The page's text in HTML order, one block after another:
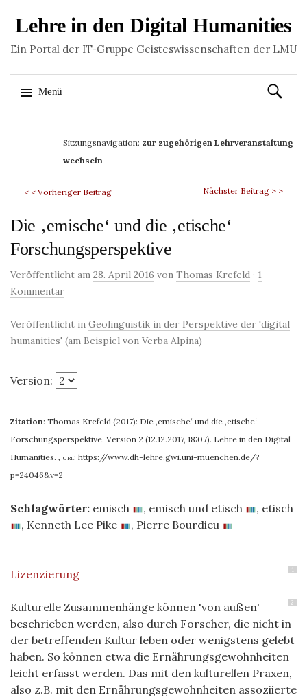
Lehre in den Digital Humanities
Ein Portal der IT-Gruppe Geisteswissenschaften der LMU
Menü
Suchen
nach:
Sitzungsnavigation: zur zugehörigen Lehrveranstaltung
wechseln
< < Vorheriger Beitrag Nächster Beitrag > >
Die ‚emische‘ und die ‚etische‘
Forschungsperspektive
Veröffentlicht am 28. April 2016 von Thomas Krefeld · 1
Kommentar
Veröffentlicht in Geolinguistik in der Perspektive der 'digital
humanities' (am Beispiel von Verba Alpina)
Version:
Zitation: Thomas Krefeld (2017): Die ‚emische‘ und die ‚etische‘
Forschungsperspektive. Version 2 (12.12.2017, 18:07). Lehre in den Digital
Humanities. , url: https://www.dh-lehre.gwi.uni-muenchen.de/?
p=24046&v=2
Schlagwörter: emisch , emisch und etisch , etisch
, Kenneth Lee Pike , Pierre Bourdieu
1
Lizenzierung
2
Kulturelle Zusammenhänge können 'von außen'
beschrieben werden, also durch Forscher, die nicht in
der betreffenden Kultur leben oder wenigstens gelebt
haben. So können etwa die Ernährungsgewohnheiten
leicht erfasst werden. Das mit den kulturellen Praxen,
also z.B. mit den Ernährungsgewohnheiten assoziierte